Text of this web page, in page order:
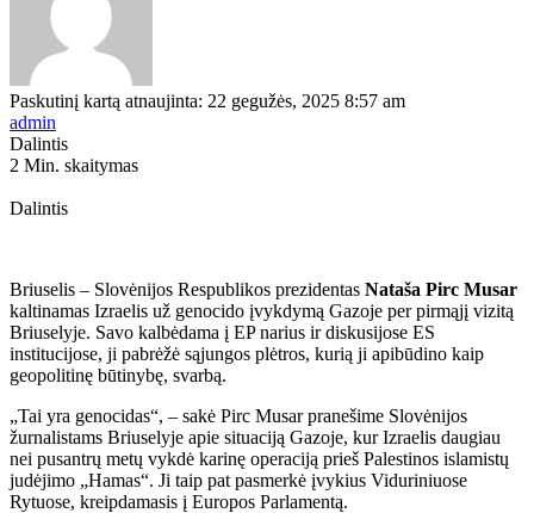
Paskutinį kartą atnaujinta: 22 gegužės, 2025 8:57 am
admin
Dalintis
2 Min. skaitymas
Dalintis
Briuselis – Slovėnijos Respublikos prezidentas Nataša Pirc Musar
kaltinamas Izraelis už genocido įvykdymą Gazoje per pirmąjį vizitą
Briuselyje. Savo kalbėdama į EP narius ir diskusijose ES
institucijose, ji pabrėžė sąjungos plėtros, kurią ji apibūdino kaip
geopolitinę būtinybę, svarbą.
„Tai yra genocidas“, – sakė Pirc Musar pranešime Slovėnijos
žurnalistams Briuselyje apie situaciją Gazoje, kur Izraelis daugiau
nei pusantrų metų vykdė karinę operaciją prieš Palestinos islamistų
judėjimo „Hamas“. Ji taip pat pasmerkė įvykius Viduriniuose
Rytuose, kreipdamasis į Europos Parlamentą.